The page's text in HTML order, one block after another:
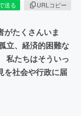
送る
URLコピー
がたくさんいま
立、経済的困難な
私たちはそういっ
を社会や行政に届